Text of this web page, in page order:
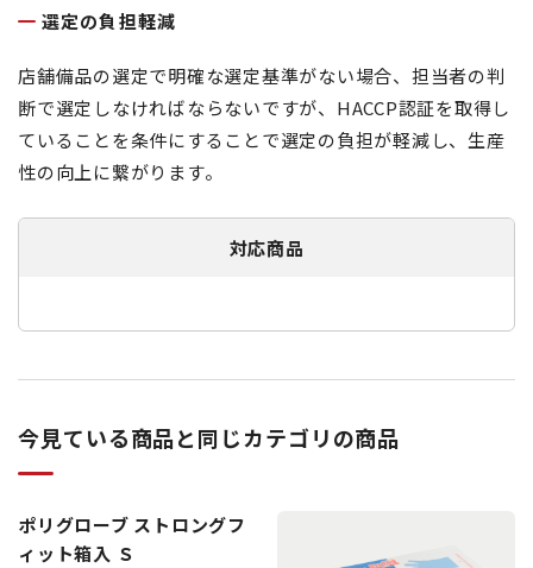
選定の負担軽減
店舗備品の選定で明確な選定基準がない場合、担当者の判
断で選定しなければならないですが、HACCP認証を取得し
ていることを条件にすることで選定の負担が軽減し、生産
性の向上に繋がります。
対応商品
今見ている商品と同じカテゴリの商品
ポリグローブ ストロングフ
ィット箱入 Ｓ